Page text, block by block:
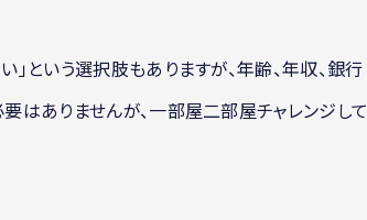
という選択肢もありますが、年齢、年収、銀行
はありませんが、一部屋二部屋チャレンジして